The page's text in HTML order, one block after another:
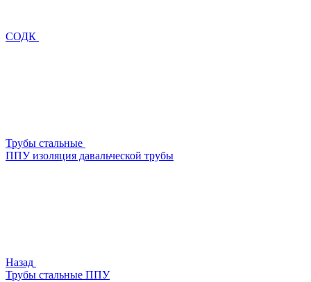
СОДК
Трубы стальные
ППУ изоляция давальческой трубы
Назад
Трубы стальные ППУ